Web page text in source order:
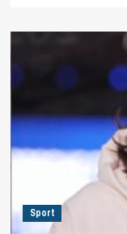
Sport